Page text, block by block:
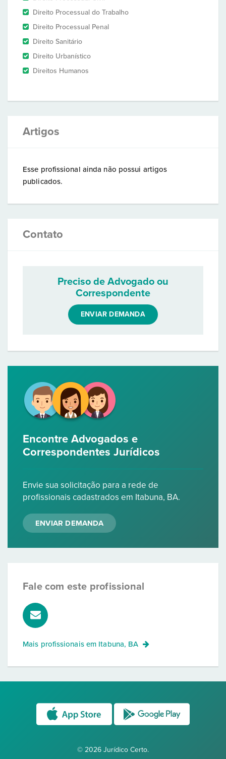
Direito Processual do Trabalho
Direito Processual Penal
Direito Sanitário
Direito Urbanístico
Direitos Humanos
Artigos
Esse profissional ainda não possui artigos
publicados.
Contato
Preciso de Advogado ou
Correspondente
ENVIAR DEMANDA
Encontre Advogados e
Correspondentes Jurídicos
Envie sua solicitação para a rede de
profissionais cadastrados em Itabuna, BA.
ENVIAR DEMANDA
Fale com este profissional
Mais profissionais em Itabuna, BA
© 2026 Jurídico Certo.